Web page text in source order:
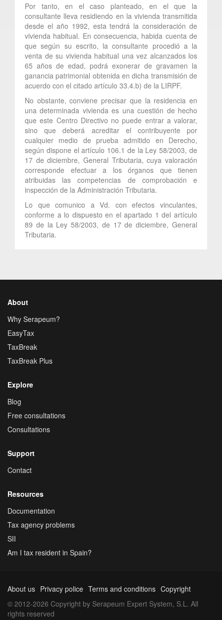
Por tanto, en el caso planteado, en el que la
consultante lleva residiendo en la vivienda transmitida
desde el año 1992, esta tendrá la consideración de
vivienda habitual. En consecuencia, habida cuenta de
que según su escrito, la consultante procedió a la
venta de su vivienda habitual una vez alcanzados los
65 años de edad, podrá exonerar de gravamen la
ganancia patrimonial obtenida en dicha transmisión de
acuerdo con el citado artículo 33.4.b) de la LIRPF.
No obstante, conviene precisar que la residencia en
una determinada vivienda es una cuestión de hecho
que este Centro Directivo no puede entrar a valorar,
sino que deberá acreditar el contribuyente por
cualquier medio de prueba admitido en Derecho,
según dispone el artículo 106.1 de la Ley 58/2003, de
17 de diciembre, General Tributaria, cuya valoración
corresponde efectuar a los órganos que tienen
atribuidas las competencias de comprobación e
inspección de la Administración Tributaria.
Lo que comunico a Vd. con efectos vinculantes,
conforme a lo dispuesto en el apartado 1 del artículo
89 de la Ley 58/2003, de 17 de diciembre, General
Tributaria.
About
Why Serapeum?
EasyTax
TaxBreak
TaxBreak Plus
Explore
Blog
Free consultations
Consultations
Support
Contact
Resources
Documentation
Tax agency problems
SII
Am I tax resident in Spain?
About us Privacy police Terms and conditions Copyright
© 2012-2026 Copyright by Serapeum Expert System, S.L. All
rights reserved